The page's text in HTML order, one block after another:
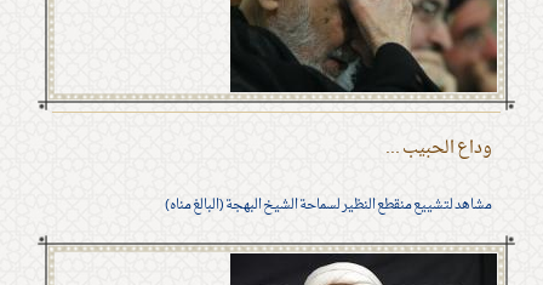
وداع الحبيب ...
مشاهد لتشييع منقطع النظير لسماحة الشيخ البهجة (البالغ مناه)